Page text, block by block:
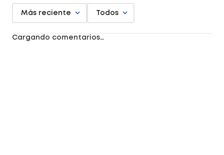
Más reciente Todos
Cargando comentarios…